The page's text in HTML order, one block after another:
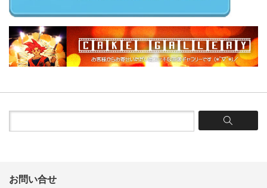
お問い合せ